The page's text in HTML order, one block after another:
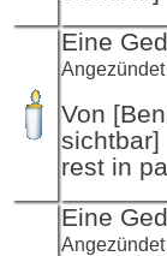
Eine
Von
sichtbar]
rest in
Eine